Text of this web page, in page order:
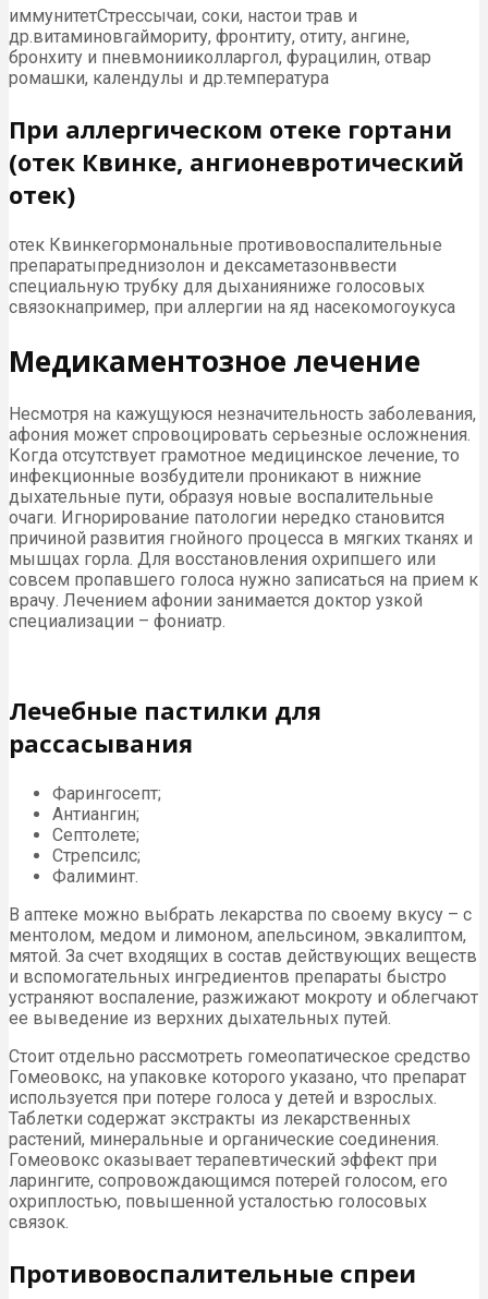
иммунитетСтрессычаи, соки, настои трав и
др.витаминовгаймориту, фронтиту, отиту, ангине,
бронхиту и пневмонииколларгол, фурацилин, отвар
ромашки, календулы и др.температура
При аллергическом отеке гортани
(отек Квинке, ангионевротический
отек)
отек Квинкегормональные противовоспалительные
препаратыпреднизолон и дексаметазонввести
специальную трубку для дыханияниже голосовых
связокнапример, при аллергии на яд насекомогоукуса
Медикаментозное лечение
Несмотря на кажущуюся незначительность заболевания,
афония может спровоцировать серьезные осложнения.
Когда отсутствует грамотное медицинское лечение, то
инфекционные возбудители проникают в нижние
дыхательные пути, образуя новые воспалительные
очаги. Игнорирование патологии нередко становится
причиной развития гнойного процесса в мягких тканях и
мышцах горла. Для восстановления охрипшего или
совсем пропавшего голоса нужно записаться на прием к
врачу. Лечением афонии занимается доктор узкой
специализации – фониатр.
Лечебные пастилки для
рассасывания
Фарингосепт;
Антиангин;
Септолете;
Стрепсилс;
Фалиминт.
В аптеке можно выбрать лекарства по своему вкусу – с
ментолом, медом и лимоном, апельсином, эвкалиптом,
мятой. За счет входящих в состав действующих веществ
и вспомогательных ингредиентов препараты быстро
устраняют воспаление, разжижают мокроту и облегчают
ее выведение из верхних дыхательных путей.
Стоит отдельно рассмотреть гомеопатическое средство
Гомеовокс, на упаковке которого указано, что препарат
используется при потере голоса у детей и взрослых.
Таблетки содержат экстракты из лекарственных
растений, минеральные и органические соединения.
Гомеовокс оказывает терапевтический эффект при
ларингите, сопровождающимся потерей голосом, его
охриплостью, повышенной усталостью голосовых
связок.
Противовоспалительные спреи